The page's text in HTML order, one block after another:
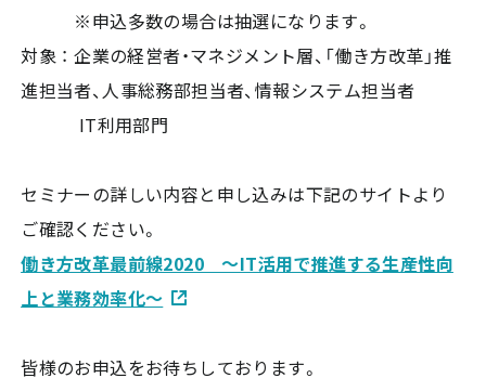
※申込多数の場合は抽選になります。
対象 ： 企業の経営者・マネジメント層、「働き方改革」推
進担当者、人事総務部担当者、情報システム担当者
IT利用部門
セミナーの詳しい内容と申し込みは下記のサイトより
ご確認ください。
働き方改革最前線2020 ～IT活用で推進する生産性向
上と業務効率化～
皆様のお申込をお待ちしております。